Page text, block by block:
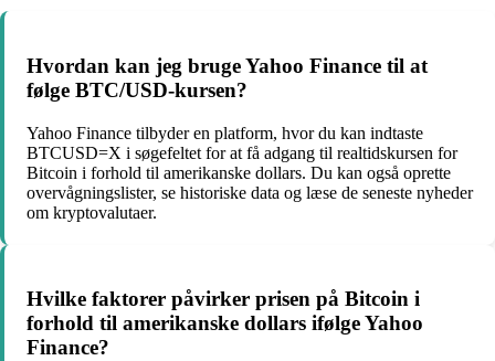
Hvordan kan jeg bruge Yahoo Finance til at
følge BTC/USD-kursen?
Yahoo Finance tilbyder en platform, hvor du kan indtaste
BTCUSD=X i søgefeltet for at få adgang til realtidskursen for
Bitcoin i forhold til amerikanske dollars. Du kan også oprette
overvågningslister, se historiske data og læse de seneste nyheder
om kryptovalutaer.
Hvilke faktorer påvirker prisen på Bitcoin i
forhold til amerikanske dollars ifølge Yahoo
Finance?